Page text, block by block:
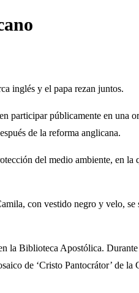
inglés y el papa rezan juntos.
participar públicamente en una
de la reforma anglicana.
del medio ambiente, en
con vestido negro y velo,
la Biblioteca Apostólica.
de ‘Cristo Pantocrátor’ de